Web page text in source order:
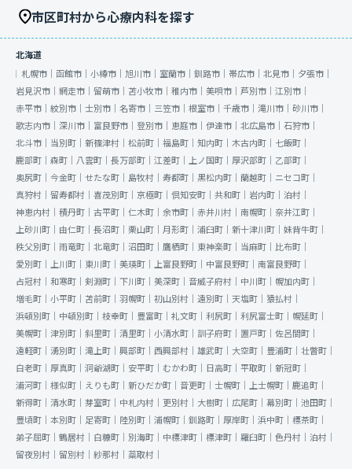
市区町村から心療内科を探す
北海道
札幌市｜ 函館市｜ 小樽市｜ 旭川市｜ 室蘭市｜ 釧路市｜ 帯広市｜ 北見市｜ 夕張市｜
岩見沢市｜ 網走市｜ 留萌市｜ 苫小牧市｜ 稚内市｜ 美唄市｜ 芦別市｜ 江別市｜
赤平市｜ 紋別市｜ 士別市｜ 名寄市｜ 三笠市｜ 根室市｜ 千歳市｜ 滝川市｜ 砂川市｜
歌志内市｜ 深川市｜ 富良野市｜ 登別市｜ 恵庭市｜ 伊達市｜ 北広島市｜ 石狩市｜
北斗市｜ 当別町｜ 新篠津村｜ 松前町｜ 福島町｜ 知内町｜ 木古内町｜ 七飯町｜
鹿部町｜ 森町｜ 八雲町｜ 長万部町｜ 江差町｜ 上ノ国町｜ 厚沢部町｜ 乙部町｜
奥尻町｜ 今金町｜ せたな町｜ 島牧村｜ 寿都町｜ 黒松内町｜ 蘭越町｜ ニセコ町｜
真狩村｜ 留寿都村｜ 喜茂別町｜ 京極町｜ 倶知安町｜ 共和町｜ 岩内町｜ 泊村｜
神恵内村｜ 積丹町｜ 古平町｜ 仁木町｜ 余市町｜ 赤井川村｜ 南幌町｜ 奈井江町｜
上砂川町｜ 由仁町｜ 長沼町｜ 栗山町｜ 月形町｜ 浦臼町｜ 新十津川町｜ 妹背牛町｜
秩父別町｜ 雨竜町｜ 北竜町｜ 沼田町｜ 鷹栖町｜ 東神楽町｜ 当麻町｜ 比布町｜
愛別町｜ 上川町｜ 東川町｜ 美瑛町｜ 上富良野町｜ 中富良野町｜ 南富良野町｜
占冠村｜ 和寒町｜ 剣淵町｜ 下川町｜ 美深町｜ 音威子府村｜ 中川町｜ 幌加内町｜
増毛町｜ 小平町｜ 苫前町｜ 羽幌町｜ 初山別村｜ 遠別町｜ 天塩町｜ 猿払村｜
浜頓別町｜ 中頓別町｜ 枝幸町｜ 豊富町｜ 礼文町｜ 利尻町｜ 利尻富士町｜ 幌延町｜
美幌町｜ 津別町｜ 斜里町｜ 清里町｜ 小清水町｜ 訓子府町｜ 置戸町｜ 佐呂間町｜
遠軽町｜ 湧別町｜ 滝上町｜ 興部町｜ 西興部村｜ 雄武町｜ 大空町｜ 豊浦町｜ 壮瞥町｜
白老町｜ 厚真町｜ 洞爺湖町｜ 安平町｜ むかわ町｜ 日高町｜ 平取町｜ 新冠町｜
浦河町｜ 様似町｜ えりも町｜ 新ひだか町｜ 音更町｜ 士幌町｜ 上士幌町｜ 鹿追町｜
新得町｜ 清水町｜ 芽室町｜ 中札内村｜ 更別村｜ 大樹町｜ 広尾町｜ 幕別町｜ 池田町｜
豊頃町｜ 本別町｜ 足寄町｜ 陸別町｜ 浦幌町｜ 釧路町｜ 厚岸町｜ 浜中町｜ 標茶町｜
弟子屈町｜ 鶴居村｜ 白糠町｜ 別海町｜ 中標津町｜ 標津町｜ 羅臼町｜ 色丹村｜ 泊村｜
留夜別村｜ 留別村｜ 紗那村｜ 蘂取村｜